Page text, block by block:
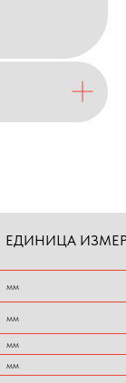
ЕДИНИЦА
мм
мм
мм
мм